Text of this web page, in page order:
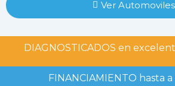
Ver Automoviles
DIAGNOSTICADOS en
FINANCIAMIENTO hasta